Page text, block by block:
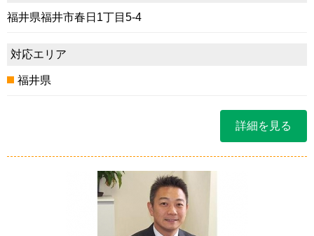
福井県福井市春日1丁目5-4
対応エリア
福井県
詳細を見る